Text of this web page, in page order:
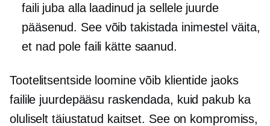
faili juba alla laadinud ja sellele juurde
pääsenud. See võib takistada inimestel väita,
et nad pole faili kätte saanud.
Tootelitsentside loomine võib klientide jaoks
failile juurdepääsu raskendada, kuid pakub ka
oluliselt täiustatud kaitset. See on kompromiss,